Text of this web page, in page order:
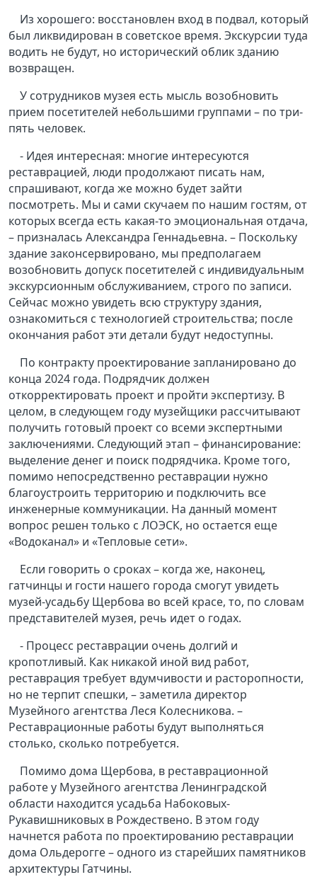
Из хорошего: восстановлен вход в подвал, который
был ликвидирован в советское время. Экскурсии туда
водить не будут, но исторический облик зданию
возвращен.
У сотрудников музея есть мысль возобновить
прием посетителей небольшими группами – по три-
пять человек.
- Идея интересная: многие интересуются
реставрацией, люди продолжают писать нам,
спрашивают, когда же можно будет зайти
посмотреть. Мы и сами скучаем по нашим гостям, от
которых всегда есть какая-то эмоциональная отдача,
– призналась Александра Геннадьевна. – Поскольку
здание законсервировано, мы предполагаем
возобновить допуск посетителей с индивидуальным
экскурсионным обслуживанием, строго по записи.
Сейчас можно увидеть всю структуру здания,
ознакомиться с технологией строительства; после
окончания работ эти детали будут недоступны.
По контракту проектирование запланировано до
конца 2024 года. Подрядчик должен
откорректировать проект и пройти экспертизу. В
целом, в следующем году музейщики рассчитывают
получить готовый проект со всеми экспертными
заключениями. Следующий этап – финансирование:
выделение денег и поиск подрядчика. Кроме того,
помимо непосредственно реставрации нужно
благоустроить территорию и подключить все
инженерные коммуникации. На данный момент
вопрос решен только с ЛОЭСК, но остается еще
«Водоканал» и «Тепловые сети».
Если говорить о сроках – когда же, наконец,
гатчинцы и гости нашего города смогут увидеть
музей-усадьбу Щербова во всей красе, то, по словам
представителей музея, речь идет о годах.
- Процесс реставрации очень долгий и
кропотливый. Как никакой иной вид работ,
реставрация требует вдумчивости и расторопности,
но не терпит спешки, – заметила директор
Музейного агентства Леся Колесникова. –
Реставрационные работы будут выполняться
столько, сколько потребуется.
Помимо дома Щербова, в реставрационной
работе у Музейного агентства Ленинградской
области находится усадьба Набоковых-
Рукавишниковых в Рождествено. В этом году
начнется работа по проектированию реставрации
дома Ольдерогге – одного из старейших памятников
архитектуры Гатчины.